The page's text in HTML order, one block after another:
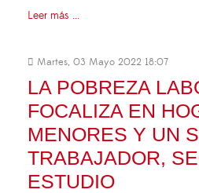
Leer más ...
Martes, 03 Mayo 2022 18:07
LA POBREZA
FOCALIZA EN
MENORES Y UN
TRABAJADOR,
ESTUDIO